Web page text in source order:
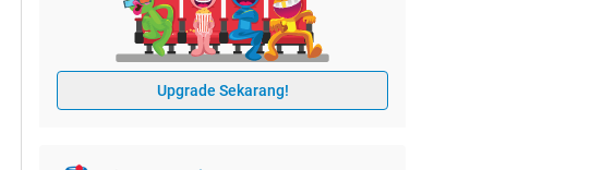
Upgrade Sekarang!